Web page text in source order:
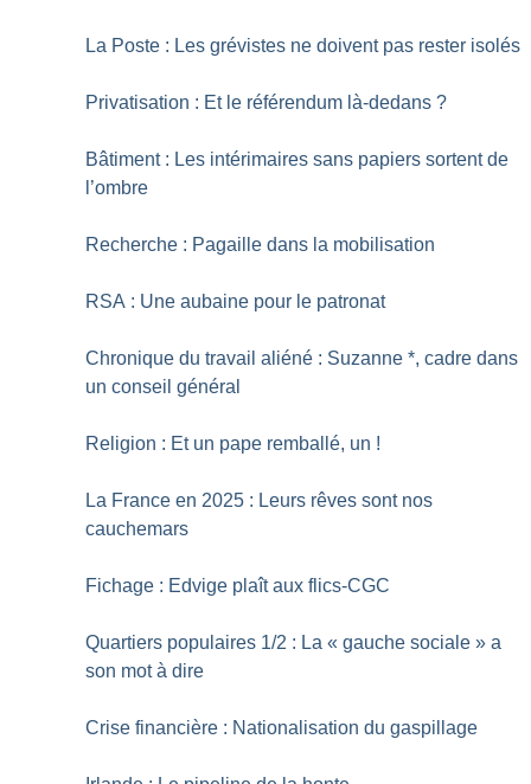
La Poste : Les grévistes ne doivent pas rester isolés
Privatisation : Et le référendum là-dedans ?
Bâtiment : Les intérimaires sans papiers sortent de
l’ombre
Recherche : Pagaille dans la mobilisation
RSA : Une aubaine pour le patronat
Chronique du travail aliéné : Suzanne *, cadre dans
un conseil général
Religion : Et un pape remballé, un !
La France en 2025 : Leurs rêves sont nos
cauchemars
Fichage : Edvige plaît aux flics-CGC
Quartiers populaires 1/2 : La « gauche sociale » a
son mot à dire
Crise financière : Nationalisation du gaspillage